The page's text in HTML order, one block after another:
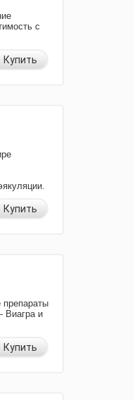
с
Купить
Купить
Виагра и
Купить